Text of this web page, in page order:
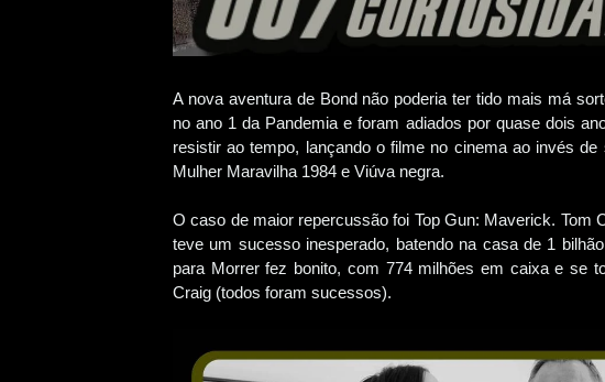
A nova aventura de Bond não poderia ter tido mais má
no ano 1 da Pandemia e foram adiados por quase dois
resistir ao tempo, lançando o filme no cinema ao invés
Mulher Maravilha 1984 e Viúva negra.
O caso de maior repercussão foi Top Gun: Maverick. Tom
teve um sucesso inesperado, batendo na casa de 1
para Morrer fez bonito, com 774 milhões em caixa e se
Craig (todos foram sucessos).